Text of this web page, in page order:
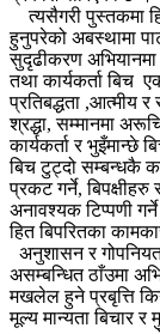
त्यसैगरी पुस्तकमा
हुनुपरेको अबस्थामा
सुदृढीकरण अभियानमा
तथा कार्यकर्ता बिच
प्रतिबद्धता ,आत्मीय
श्रद्धा, सम्मानमा
कार्यकर्ता र भुइँमान्छे
बिच टुट्दो सम्बन्धकै
प्रकट गर्ने,
अनावश्यक टिप्पणी
हित बिपरितका
अनुशासन र
असम्बन्धित ठाँउमा
मखलेल हुने प्रबृत्ति किन
मूल्य मान्यता बिचार र